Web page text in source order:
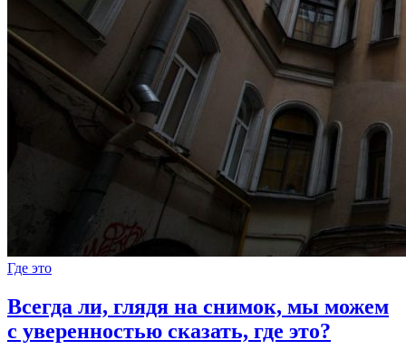
Где это
Всегда ли, глядя на снимок, мы можем
с уверенностью сказать, где это?